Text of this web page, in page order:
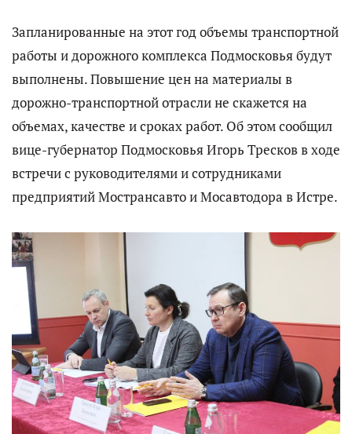
Запланированные на этот год объемы транспортной
работы и дорожного комплекса Подмосковья будут
выполнены. Повышение цен на материалы в
дорожно-транспортной отрасли не скажется на
объемах, качестве и сроках работ. Об этом сообщил
вице-губернатор Подмосковья Игорь Тресков в ходе
встречи с руководителями и сотрудниками
предприятий Мострансавто и Мосавтодора в Истре.